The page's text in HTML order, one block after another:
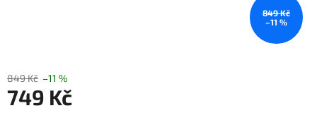
849 Kč
–11 %
849 Kč –11 %
749 Kč